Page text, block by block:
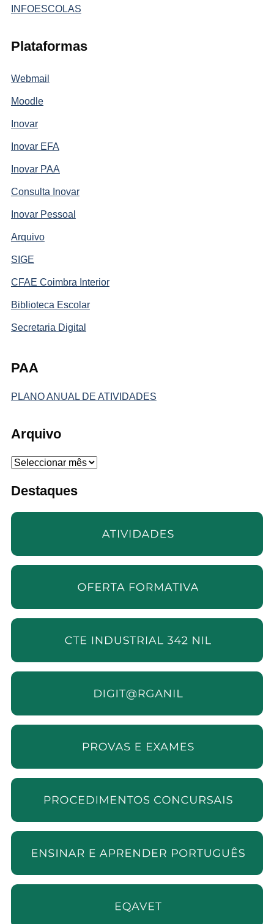
INFOESCOLAS
Plataformas
Webmail
Moodle
Inovar
Inovar EFA
Inovar PAA
Consulta Inovar
Inovar Pessoal
Arquivo
SIGE
CFAE Coimbra Interior
Biblioteca Escolar
Secretaria Digital
PAA
PLANO ANUAL DE ATIVIDADES
Arquivo
Arquivo
Destaques